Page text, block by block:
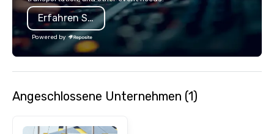
Erfahren Sie mehr
Powered by
Angeschlossene Unternehmen (1)